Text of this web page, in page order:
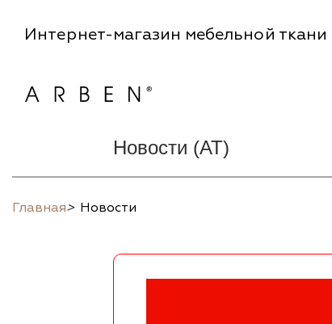
Интернет-магазин мебельной ткани
Новости (AT)
Главная> Новости